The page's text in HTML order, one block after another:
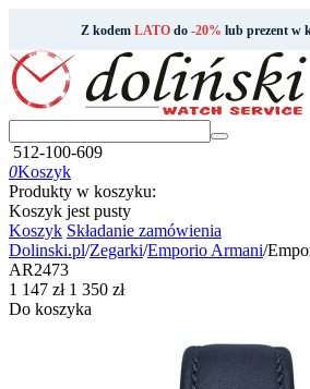
Z kodem LATOdo -20% lub prezent w
512-100-609
0Koszyk
Produkty w koszyku:
Koszyk jest pusty
Koszyk Składanie zamówienia
Dolinski.pl/Zegarki/Emporio Armani/
AR2473
‍1 147‍ zł ‍1 350‍ zł
Do koszyka